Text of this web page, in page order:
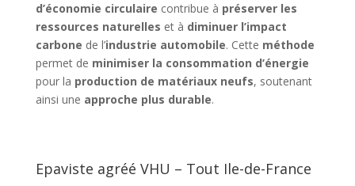
d’économie circulaire contribue à préserver les
ressources naturelles et à diminuer l’impact
carbone de l’industrie automobile. Cette méthode
permet de minimiser la consommation d’énergie
pour la production de matériaux neufs, soutenant
ainsi une approche plus durable.
Epaviste agréé VHU – Tout Ile-de-France